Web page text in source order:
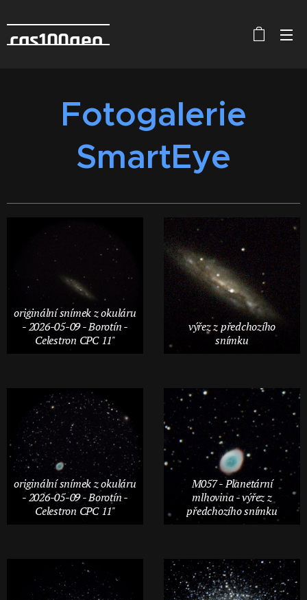
cas100geo
Fotogalerie
SmartEye
originální snímek z okuláru
- 2026-05-09 - Borotín -
Celestron CPC 11"
výřez z předchozího
snímku
originální snímek z okuláru
- 2026-05-09 - Borotín -
Celestron CPC 11"
M057 - Planetární
mlhovina - výřez z
předchozího snímku